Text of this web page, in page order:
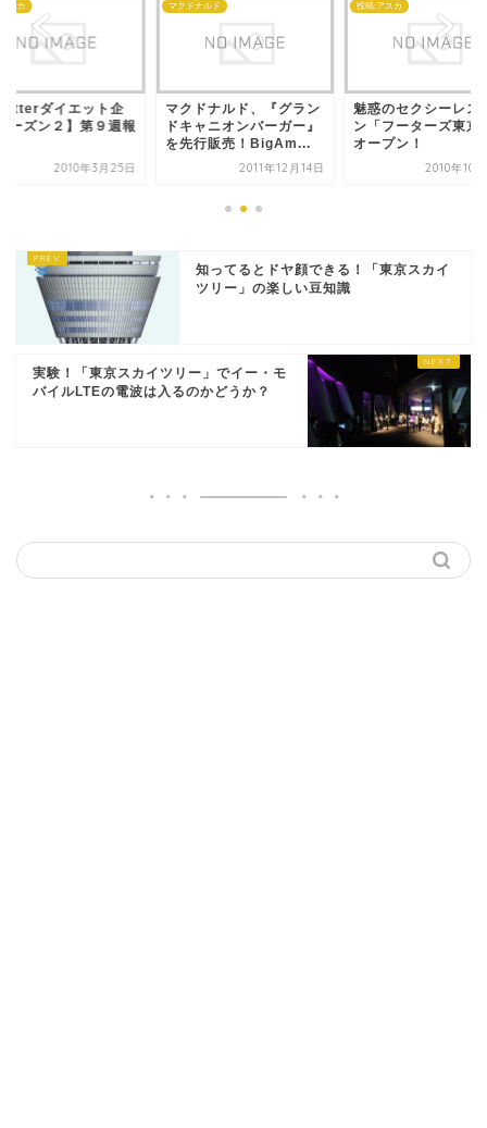
スカ
ダイエット企
ーズン２】第９週報
2010年3月25日
マクドナルド
マクドナルド、『グラン
ドキャニオンバーガー』
を先行販売！BigAm...
2011年12月14日
投稿:アスカ
魅惑のセクシーレス
ン「フーターズ東京
オープン！
2010年10
知ってるとドヤ顔できる！「東京スカイ
ツリー」の楽しい豆知識
実験！「東京スカイツリー」でイー・モ
バイルLTEの電波は入るのかどうか？